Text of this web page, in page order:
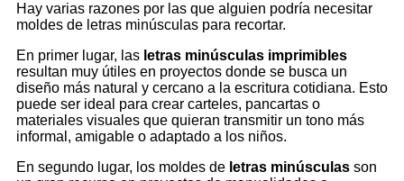
Hay varias razones por las que alguien podría necesitar
moldes de letras minúsculas para recortar.
En primer lugar, las letras minúsculas imprimibles
resultan muy útiles en proyectos donde se busca un
diseño más natural y cercano a la escritura cotidiana. Esto
puede ser ideal para crear carteles, pancartas o
materiales visuales que quieran transmitir un tono más
informal, amigable o adaptado a los niños.
En segundo lugar, los moldes de letras minúsculas son